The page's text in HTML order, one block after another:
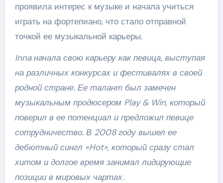
проявила интерес к музыке и начала учиться
играть на фортепиано, что стало отправной
точкой ее музыкальной карьеры.
Inna начала свою карьеру как певица, выступая
на различных конкурсах и фестивалях в своей
родной стране. Ее талант был замечен
музыкальным продюсером Play & Win, который
поверил в ее потенциал и предложил певице
сотрудничество. В 2008 году вышел ее
дебютный сингл «Hot», который сразу стал
хитом и долгое время занимал лидирующие
позиции в мировых чартах.